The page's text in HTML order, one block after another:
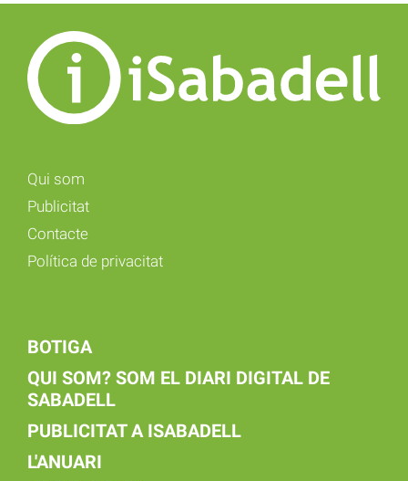
Qui som
Publicitat
Contacte
Política de privacitat
BOTIGA
QUI SOM? SOM EL DIARI DIGITAL DE
SABADELL
PUBLICITAT A ISABADELL
L'ANUARI